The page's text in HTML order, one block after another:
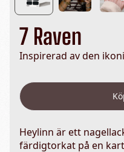
7 Raven
Inspirerad av den
Heylinn är ett
färdigtorkat på en